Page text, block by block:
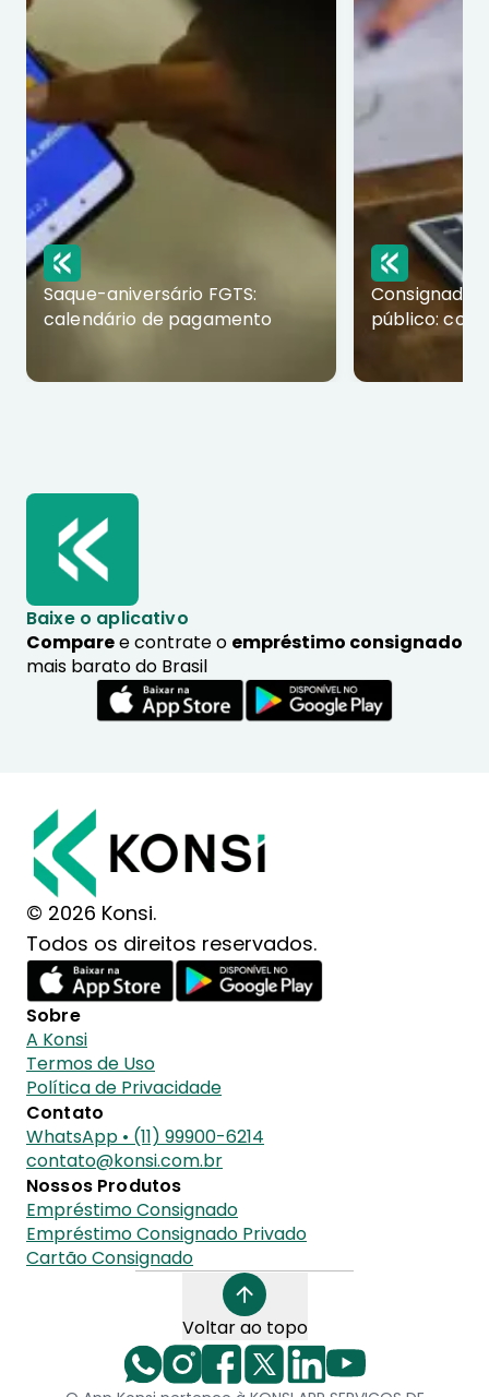
Saque-aniversário FGTS:
calendário de pagamento
Consignado
público:
Baixe o aplicativo
Comparee contrate o empréstimo consignado
mais barato do Brasil
© 2026 Konsi.
Todos os direitos reservados.
Sobre
A Konsi
Termos de Uso
Política de Privacidade
Contato
WhatsApp • (11) 99900-6214
contato@konsi.com.br
Nossos Produtos
Empréstimo Consignado
Empréstimo Consignado Privado
Cartão Consignado
Voltar ao topo